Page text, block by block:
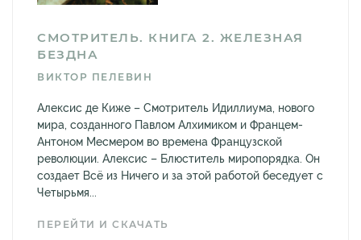
СМОТРИТЕЛЬ. КНИГА 2. ЖЕЛЕЗНАЯ
БЕЗДНА
ВИКТОР ПЕЛЕВИН
Алексис де Киже – Смотритель Идиллиума, нового
мира, созданного Павлом Алхимиком и Францем-
Антоном Месмером во времена Французской
революции. Алексис – Блюститель миропорядка. Он
создает Всё из Ничего и за этой работой беседует с
Четырьмя...
ПЕРЕЙТИ И СКАЧАТЬ